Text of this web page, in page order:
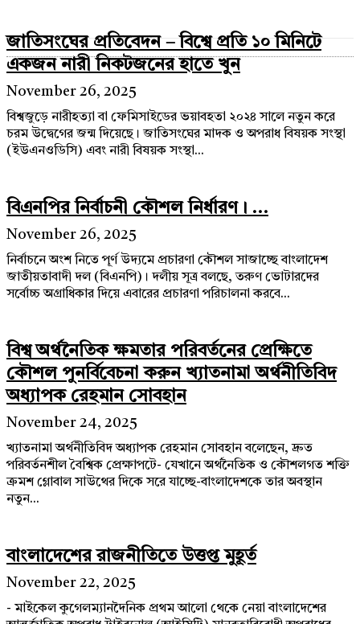
জাতিসংঘের প্রতিবেদন – বিশ্বে প্রতি ১০ মিনিটে
একজন নারী নিকটজনের হাতে খুন
November 26, 2025
বিশ্বজুড়ে নারীহত্যা বা ফেমিসাইডের ভয়াবহতা ২০২৪ সালে নতুন করে
চরম উদ্বেগের জন্ম দিয়েছে। জাতিসংঘের মাদক ও অপরাধ বিষয়ক সংস্থা
(ইউএনওডিসি) এবং নারী বিষয়ক সংস্থা...
বিএনপির নির্বাচনী কৌশল নির্ধারণ। ...
November 26, 2025
নির্বাচনে অংশ নিতে পূর্ণ উদ্যমে প্রচারণা কৌশল সাজাচ্ছে বাংলাদেশ
জাতীয়তাবাদী দল (বিএনপি)। দলীয় সূত্র বলছে, তরুণ ভোটারদের
সর্বোচ্চ অগ্রাধিকার দিয়ে এবারের প্রচারণা পরিচালনা করবে...
বিশ্ব অর্থনৈতিক ক্ষমতার পরিবর্তনের প্রেক্ষিতে
কৌশল পুনর্বিবেচনা করুন খ্যাতনামা অর্থনীতিবিদ
অধ্যাপক রেহমান সোবহান
November 24, 2025
খ্যাতনামা অর্থনীতিবিদ অধ্যাপক রেহমান সোবহান বলেছেন, দ্রুত
পরিবর্তনশীল বৈশ্বিক প্রেক্ষাপটে- যেখানে অর্থনৈতিক ও কৌশলগত শক্তি
ক্রমশ গ্লোবাল সাউথের দিকে সরে যাচ্ছে-বাংলাদেশকে তার অবস্থান
নতুন...
বাংলাদেশের রাজনীতিতে উত্তপ্ত মুহূর্ত
November 22, 2025
- মাইকেল কুগেলম্যানদৈনিক প্রথম আলো থেকে নেয়া বাংলাদেশের